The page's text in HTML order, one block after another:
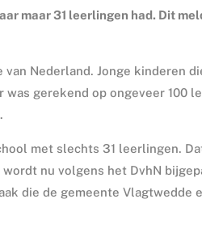
maar 31 leerlingen had. Dit
van Nederland. Jonge kinderen
was gerekend op ongeveer 100
met slechts 31 leerlingen.
nu volgens het DvhN
die de gemeente Vlagtwedde